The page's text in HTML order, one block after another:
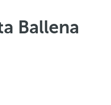
Ballena